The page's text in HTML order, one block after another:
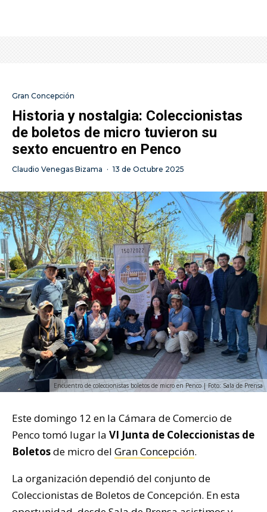
Gran Concepción
Historia y nostalgia: Coleccionistas
de boletos de micro tuvieron su
sexto encuentro en Penco
Claudio Venegas Bizama · 13 de Octubre 2025
Encuentro de coleccionistas boletos de micro en Penco | Foto: Sala de Prensa
Este domingo 12 en la Cámara de Comercio de
Penco tomó lugar la VI Junta de Coleccionistas de
Boletosde micro del Gran Concepción.
La organización dependió del conjunto de
Coleccionistas de Boletos de Concepción. En esta